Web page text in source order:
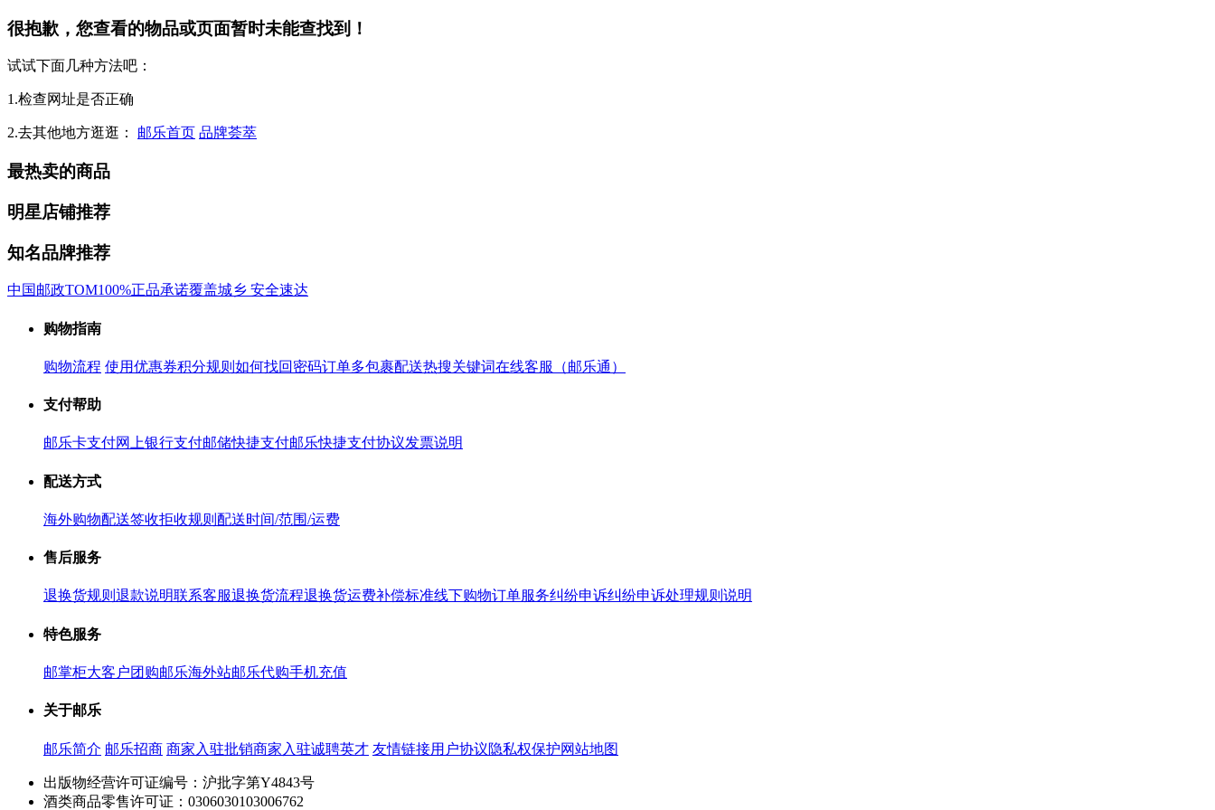
很抱歉，您查看的物品或页面暂时未能查找到！
试试下面几种方法吧：
1.检查网址是否正确
2.去其他地方逛逛： 邮乐首页 品牌荟萃
最热卖的商品
明星店铺推荐
知名品牌推荐
中国邮政TOM100%正品承诺覆盖城乡 安全速达
购物指南
购物流程 使用优惠券积分规则 如何找回密码订单多包裹配送热搜关键词在线客服（邮乐通）
支付帮助
邮乐卡支付网上银行支付邮储快捷支付邮乐快捷支付协议发票说明
配送方式
海外购物配送签收拒收规则 配送时间/范围/运费
售后服务
退换货规则 退款说明联系客服退换货流程退换货运费补偿标准线下购物订单服务纠纷申诉纠纷申诉处理规则说明
特色服务
邮掌柜大客户团购邮乐海外站邮乐代购手机充值
关于邮乐
邮乐简介 邮乐招商 商家入驻批销商家入驻诚聘英才 友情链接用户协议隐私权保护网站地图
出版物经营许可证编号：沪批字第Y4843号
酒类商品零售许可证：0306030103006762